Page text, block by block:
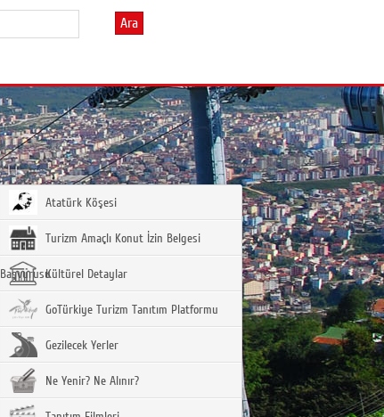
Ara
Atatürk Köşesi
Turizm Amaçlı Konut İzin Belgesi
BaşvurusuKültürel Detaylar
GoTürkiye Turizm Tanıtım Platformu
Gezilecek Yerler
Ne Yenir? Ne Alınır?